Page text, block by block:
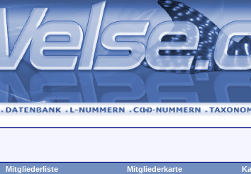
Mitgliederliste Mitgliederkarte